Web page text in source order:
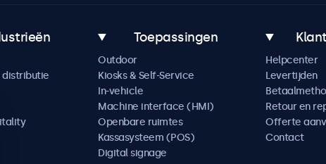
distributie
Toepassingen
Outdoor
Kiosks & Self-Service
In-vehicle
Machine interface (HMI)
Openbare ruimtes
Kassasysteem (POS)
Digital signage
Helpcenter
Levertijden
Retour en
Offerte
Contact